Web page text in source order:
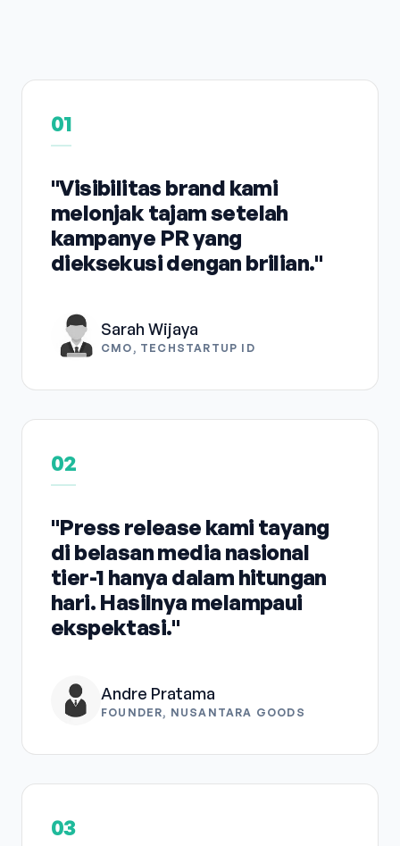
01
"Visibilitas brand kami
melonjak tajam setelah
kampanye PR yang
dieksekusi dengan brilian."
Sarah Wijaya
CMO, TECHSTARTUP ID
02
"Press release kami tayang
di belasan media nasional
tier-1 hanya dalam hitungan
hari. Hasilnya melampaui
ekspektasi."
Andre Pratama
FOUNDER, NUSANTARA GOODS
03